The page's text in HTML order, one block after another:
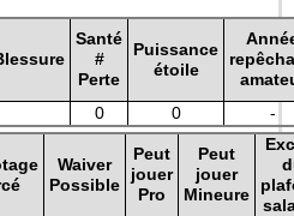
Santé
#
Perte
Puissance
étoile
0 0 -
Waiver
Possible
Peut
jouer
Pro
Peut
jouer
Mineure